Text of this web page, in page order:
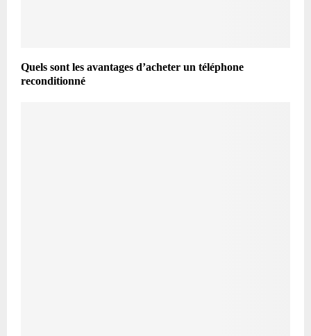
Quels sont les avantages d’acheter un téléphone
reconditionné